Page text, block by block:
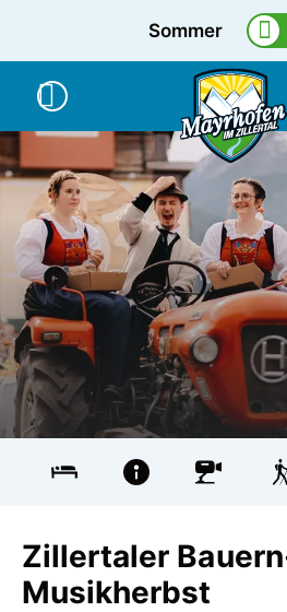
Sommer
Zillertaler
Musikherbst